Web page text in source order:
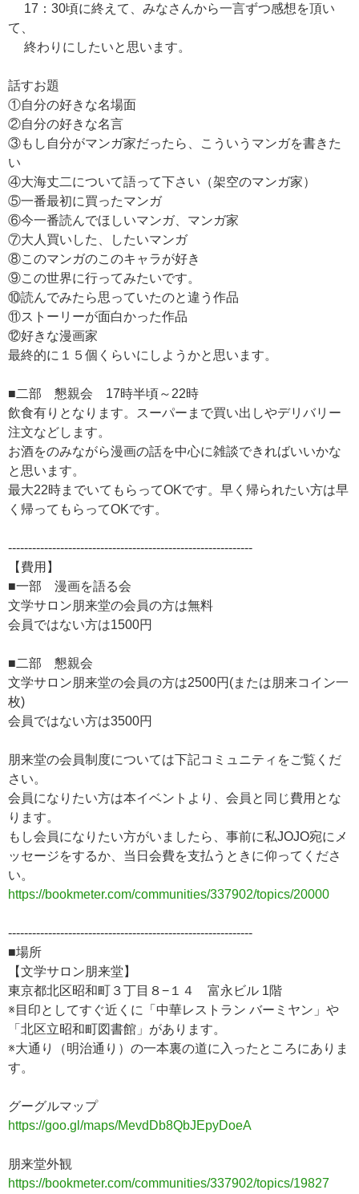
17：30頃に終えて、みなさんから一言ずつ感想を頂い
て、
終わりにしたいと思います。
話すお題
①自分の好きな名場面
②自分の好きな名言
③もし自分がマンガ家だったら、こういうマンガを書きた
い
④大海丈二について語って下さい（架空のマンガ家）
⑤一番最初に買ったマンガ
⑥今一番読んでほしいマンガ、マンガ家
⑦大人買いした、したいマンガ
⑧このマンガのこのキャラが好き
⑨この世界に行ってみたいです。
⑩読んでみたら思っていたのと違う作品
⑪ストーリーが面白かった作品
⑫好きな漫画家
最終的に１５個くらいにしようかと思います。
■二部 懇親会 17時半頃～22時
飲食有りとなります。スーパーまで買い出しやデリバリー
注文などします。
お酒をのみながら漫画の話を中心に雑談できればいいかな
と思います。
最大22時までいてもらってOKです。早く帰られたい方は早
く帰ってもらってOKです。
-------------------------------------------------------------
【費用】
■一部 漫画を語る会
文学サロン朋来堂の会員の方は無料
会員ではない方は1500円
■二部 懇親会
文学サロン朋来堂の会員の方は2500円(または朋来コイン一
枚)
会員ではない方は3500円
朋来堂の会員制度については下記コミュニティをご覧くだ
さい。
会員になりたい方は本イベントより、会員と同じ費用とな
ります。
もし会員になりたい方がいましたら、事前に私JOJO宛にメ
ッセージをするか、当日会費を支払うときに仰ってくださ
い。
https://bookmeter.com/communities/337902/topics/20000
-------------------------------------------------------------
■場所
【文学サロン朋来堂】
東京都北区昭和町３丁目８−１４ 富永ビル 1階
※目印としてすぐ近くに「中華レストラン バーミヤン」や
「北区立昭和町図書館」があります。
※大通り（明治通り）の一本裏の道に入ったところにありま
す。
グーグルマップ
https://goo.gl/maps/MevdDb8QbJEpyDoeA
朋来堂外観
https://bookmeter.com/communities/337902/topics/19827